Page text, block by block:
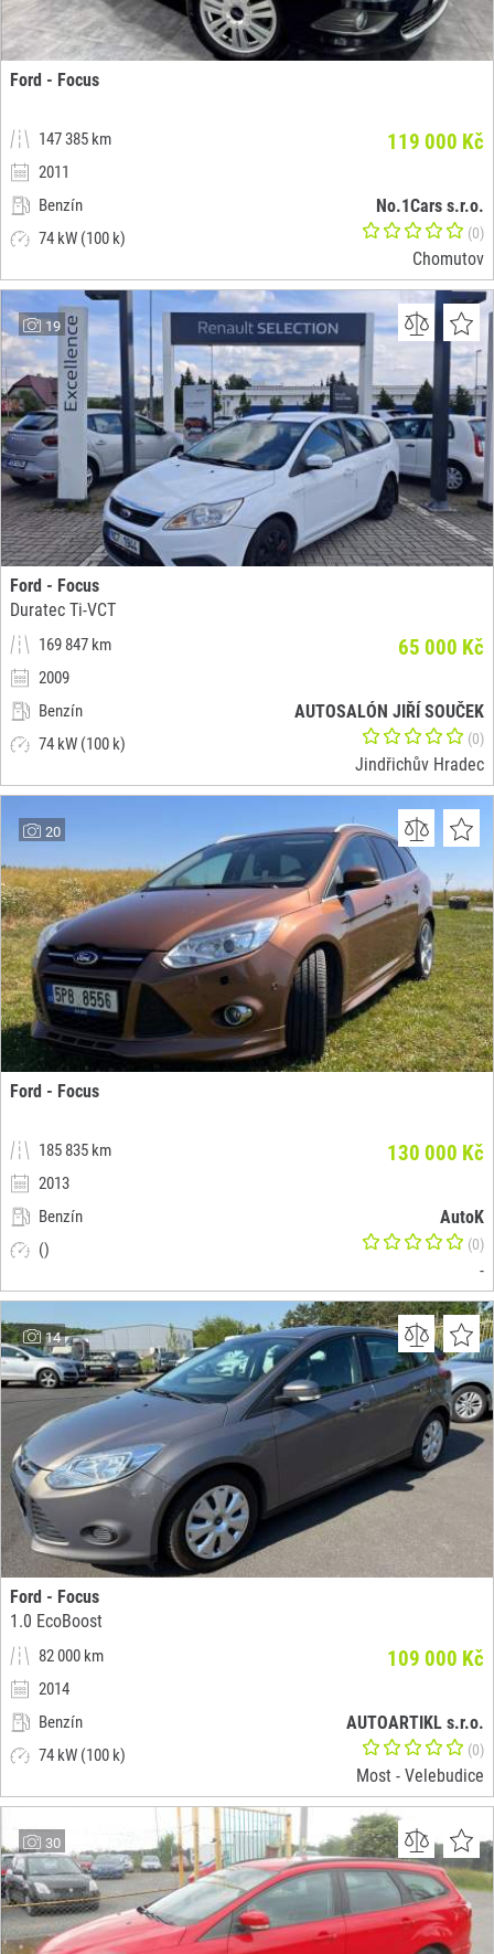
Ford - Focus
147 385 km
2011
Benzín
74 kW (100 k)
119 000 Kč
No.1Cars s.r.o.
(0)
Chomutov
19
Ford - Focus
Duratec Ti-VCT
169 847 km
2009
Benzín
74 kW (100 k)
65 000 Kč
AUTOSALÓN JIŘÍ SOUČEK
(0)
Jindřichův Hradec
20
Ford - Focus
185 835 km
2013
Benzín
()
130 000 Kč
AutoK
(0)
-
14
Ford - Focus
1.0 EcoBoost
82 000 km
2014
Benzín
74 kW (100 k)
109 000 Kč
AUTOARTIKL s.r.o.
(0)
Most - Velebudice
30